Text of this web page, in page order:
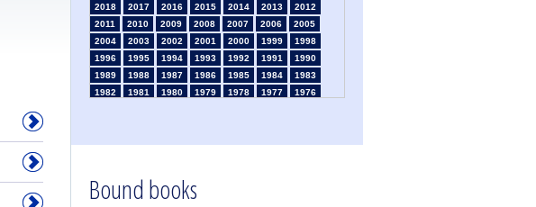
2018
2017 2016 2015 2014 2013
2012
2011
2010 2009 2008 2007 2006
2005
2004
2003 2002 2001 2000 1999
1998
1996
1995 1994 1993 1992 1991
1990
1989
1988 1987 1986 1985 1984
1983
1982
1981 1980 1979 1978 1977
1976
1961
1960 1959 1958 1957 1956
1955
1946
1935
1934 1933 1932
Bound books